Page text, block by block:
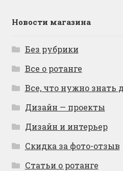
Новости магазина
Без рубрики
Все о ротанге
Все, что нужно знать
Дизайн — проекты
Дизайн и интерьер
Скидка за фото-отзыв
Статьи о ротанге